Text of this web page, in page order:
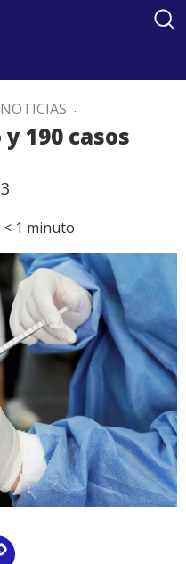
NOTICIAS .
190 casos
< 1 minuto